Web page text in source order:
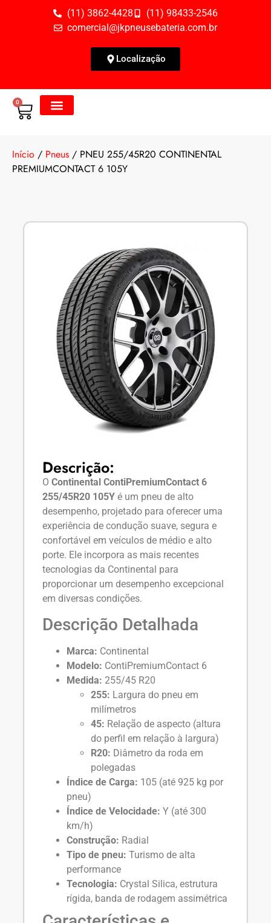
(11) 3862-4428
(11) 98433-2546
comercial@jkpneusebateria.com.br
Localização
0
Início / Pneus / PNEU 255/45R20 CONTINENTAL
PREMIUMCONTACT 6 105Y
Descrição:
O Continental ContiPremiumContact 6
255/45R20 105Y é um pneu de alto
desempenho, projetado para oferecer uma
experiência de condução suave, segura e
confortável em veículos de médio e alto
porte. Ele incorpora as mais recentes
tecnologias da Continental para
proporcionar um desempenho excepcional
em diversas condições.
Descrição Detalhada
Marca: Continental
Modelo: ContiPremiumContact 6
Medida: 255/45 R20
255: Largura do pneu em
milímetros
45: Relação de aspecto (altura
do perfil em relação à largura)
R20: Diâmetro da roda em
polegadas
Índice de Carga: 105 (até 925 kg por
pneu)
Índice de Velocidade: Y (até 300
km/h)
Construção: Radial
Tipo de pneu: Turismo de alta
performance
Tecnologia: Crystal Silica, estrutura
rígida, banda de rodagem assimétrica